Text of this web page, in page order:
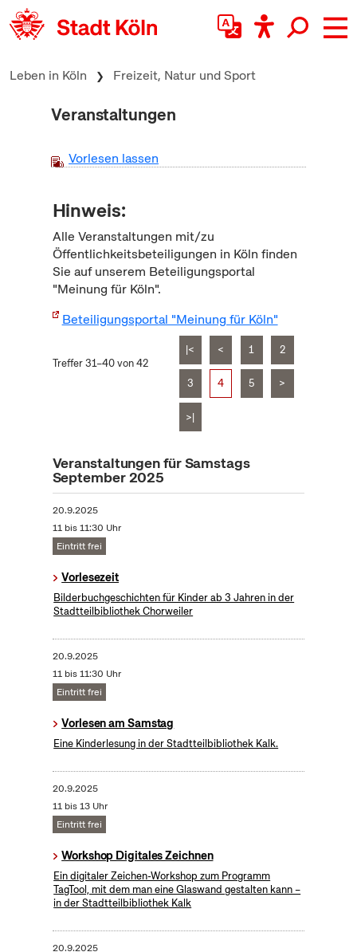
zum Inhalt springen
Leben in Köln Freizeit, Natur und Sport
Veranstaltungen
Vorlesen lassen
Hinweis:
Alle Veranstaltungen mit/zu
Öffentlichkeitsbeteiligungen in Köln finden
Sie auf unserem Beteiligungsportal
"Meinung für Köln".
Beteiligungsportal "Meinung für Köln"
Treffer 31–40 von 42
|< < 1 2
3 4 5 >
>|
Veranstaltungen für Samstags
September 2025
20.9.2025
11 bis 11:30 Uhr
Eintritt frei
Vorlesezeit
Bilderbuchgeschichten für Kinder ab 3 Jahren in der
Stadtteilbibliothek Chorweiler
20.9.2025
11 bis 11:30 Uhr
Eintritt frei
Vorlesen am Samstag
Eine Kinderlesung in der Stadtteilbibliothek Kalk.
20.9.2025
11 bis 13 Uhr
Eintritt frei
Workshop Digitales Zeichnen
Ein digitaler Zeichen-Workshop zum Programm
TagTool, mit dem man eine Glaswand gestalten kann –
in der Stadtteilbibliothek Kalk
20.9.2025